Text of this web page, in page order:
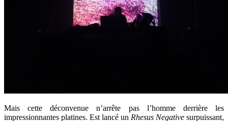
Mais cette déconvenue n’arrête pas l’homme derrière les
impressionnantes platines. Est lancé un Rhesus Negative surpuissant,